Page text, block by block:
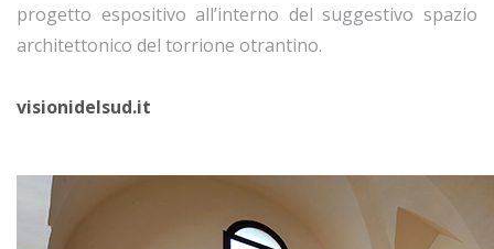
progetto espositivo all’interno del suggestivo spazio
architettonico del torrione otrantino.
visionidelsud.it